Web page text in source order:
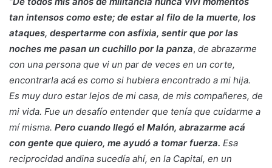
tan intensos como este; de estar al filo de la muerte, los
ataques, despertarme con asfixia, sentir que por las
noches me pasan un cuchillo por la panza, de abrazarme
con una persona que vi un par de veces en un corte,
encontrarla acá es como si hubiera encontrado a mi hija.
Es muy duro estar lejos de mi casa, de mis compañeres, de
mi vida. Fue un desafío entender que tenía que cuidarme a
mí misma. Pero cuando llegó el Malón, abrazarme acá
con gente que quiero, me ayudó a tomar fuerza. Esa
reciprocidad andina sucedía ahí, en la Capital, en un